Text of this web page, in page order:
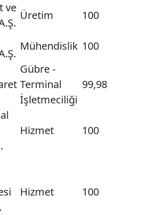
ve
Üretim
100
Mühendislik 100
Gübre -
Terminal
İşletmeciliği
99,98
Hizmet 100
Hizmet 100